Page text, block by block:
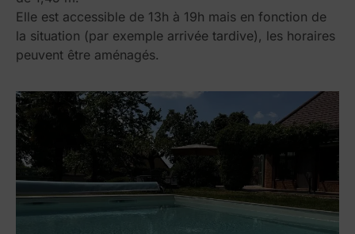
Elle est accessible de 13h à 19h mais en fonction de
la situation (par exemple arrivée tardive), les horaires
peuvent être aménagés.